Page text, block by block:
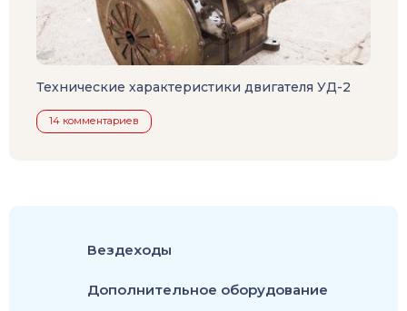
Технические характеристики двигателя УД-2
14 комментариев
Вездеходы
Дополнительное оборудование